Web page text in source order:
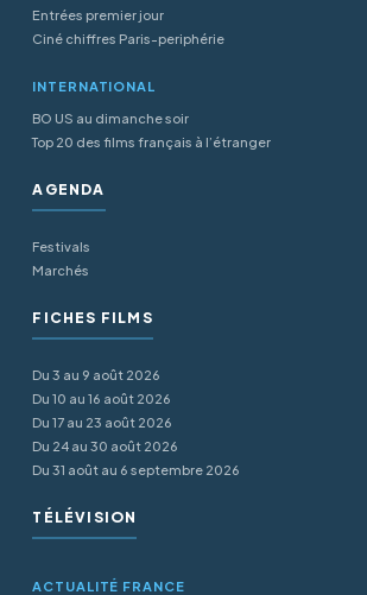
Entrées premier jour
Ciné chiffres Paris-periphérie
INTERNATIONAL
BO US au dimanche soir
Top 20 des films français à l’étranger
AGENDA
Festivals
Marchés
FICHES FILMS
Du 3 au 9 août 2026
Du 10 au 16 août 2026
Du 17 au 23 août 2026
Du 24 au 30 août 2026
Du 31 août au 6 septembre 2026
TÉLÉVISION
ACTUALITÉ FRANCE